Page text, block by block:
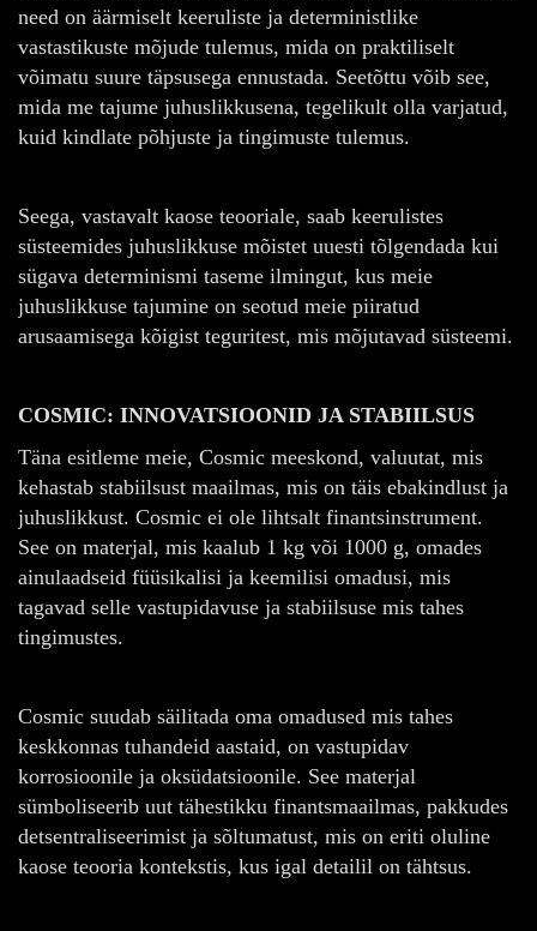
need on äärmiselt keeruliste ja deterministlike
vastastikuste mõjude tulemus, mida on praktiliselt
võimatu suure täpsusega ennustada. Seetõttu võib see,
mida me tajume juhuslikkusena, tegelikult olla varjatud,
kuid kindlate põhjuste ja tingimuste tulemus.
Seega, vastavalt kaose teooriale, saab keerulistes
süsteemides juhuslikkuse mõistet uuesti tõlgendada kui
sügava determinismi taseme ilmingut, kus meie
juhuslikkuse tajumine on seotud meie piiratud
arusaamisega kõigist teguritest, mis mõjutavad süsteemi.
COSMIC: INNOVATSIOONID JA STABIILSUS
Täna esitleme meie, Cosmic meeskond, valuutat, mis
kehastab stabiilsust maailmas, mis on täis ebakindlust ja
juhuslikkust. Cosmic ei ole lihtsalt finantsinstrument.
See on materjal, mis kaalub 1 kg või 1000 g, omades
ainulaadseid füüsikalisi ja keemilisi omadusi, mis
tagavad selle vastupidavuse ja stabiilsuse mis tahes
tingimustes.
Cosmic suudab säilitada oma omadused mis tahes
keskkonnas tuhandeid aastaid, on vastupidav
korrosioonile ja oksüdatsioonile. See materjal
sümboliseerib uut tähestikku finantsmaailmas, pakkudes
detsentraliseerimist ja sõltumatust, mis on eriti oluline
kaose teooria kontekstis, kus igal detailil on tähtsus.